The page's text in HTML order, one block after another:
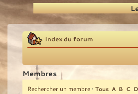
Recherche
Index du forum
Membres
Rechercher un membre • Tous A B C D